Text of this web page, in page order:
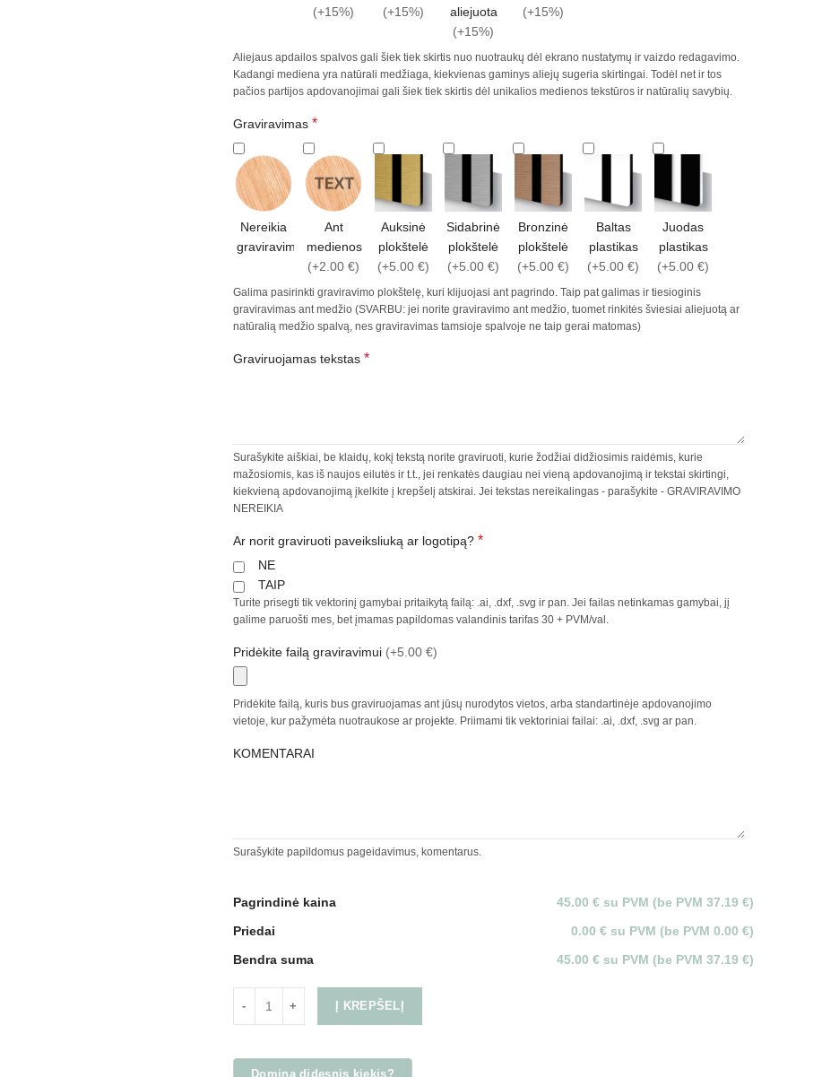
(+15%)
(+15%)
aliejuota
(+15%)
(+15%)
Aliejaus apdailos spalvos gali šiek tiek skirtis nuo nuotraukų dėl ekrano nustatymų ir vaizdo redagavimo.
Kadangi mediena yra natūrali medžiaga, kiekvienas gaminys aliejų sugeria skirtingai. Todėl net ir tos
pačios partijos apdovanojimai gali šiek tiek skirtis dėl unikalios medienos tekstūros ir natūralių savybių.
Graviravimas *
Nereikia
graviravimo
Ant
medienos
(+2.00 €)
Auksinė
plokštelė
(+5.00 €)
Sidabrinė
plokštelė
(+5.00 €)
Bronzinė
plokštelė
(+5.00 €)
Baltas
plastikas
(+5.00 €)
Juodas
plastikas
(+5.00 €)
Galima pasirinkti graviravimo plokštelę, kuri klijuojasi ant pagrindo. Taip pat galimas ir tiesioginis
graviravimas ant medžio (SVARBU: jei norite graviravimo ant medžio, tuomet rinkitės šviesiai aliejuotą ar
natūralią medžio spalvą, nes graviravimas tamsioje spalvoje ne taip gerai matomas)
Graviruojamas tekstas *
Surašykite aiškiai, be klaidų, kokį tekstą norite graviruoti, kurie žodžiai didžiosimis raidėmis, kurie
mažosiomis, kas iš naujos eilutės ir t.t., jei renkatės daugiau nei vieną apdovanojimą ir tekstai skirtingi,
kiekvieną apdovanojimą įkelkite į krepšelį atskirai. Jei tekstas nereikalingas - parašykite - GRAVIRAVIMO
NEREIKIA
Ar norit graviruoti paveiksliuką ar logotipą? *
NE
TAIP
Turite prisegti tik vektorinį gamybai pritaikytą failą: .ai, .dxf, .svg ir pan. Jei failas netinkamas gamybai, jį
galime paruošti mes, bet įmamas papildomas valandinis tarifas 30 + PVM/val.
Pridėkite failą graviravimui (+5.00 €)
Pridėkite failą, kuris bus graviruojamas ant jūsų nurodytos vietos, arba standartinėje apdovanojimo
vietoje, kur pažymėta nuotraukose ar projekte. Priimami tik vektoriniai failai: .ai, .dxf, .svg ar pan.
KOMENTARAI
Surašykite papildomus pageidavimus, komentarus.
Pagrindinė kaina
45.00 € su PVM (be PVM 37.19 €)
Priedai
0.00 € su PVM (be PVM 0.00 €)
Bendra suma
45.00 € su PVM (be PVM 37.19 €)
Į KREPŠELĮ